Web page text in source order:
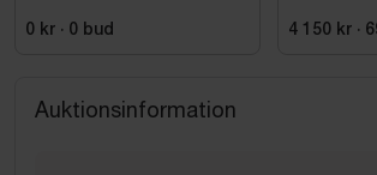
0 kr · 0 bud 4 150 kr ·
Auktionsinformation